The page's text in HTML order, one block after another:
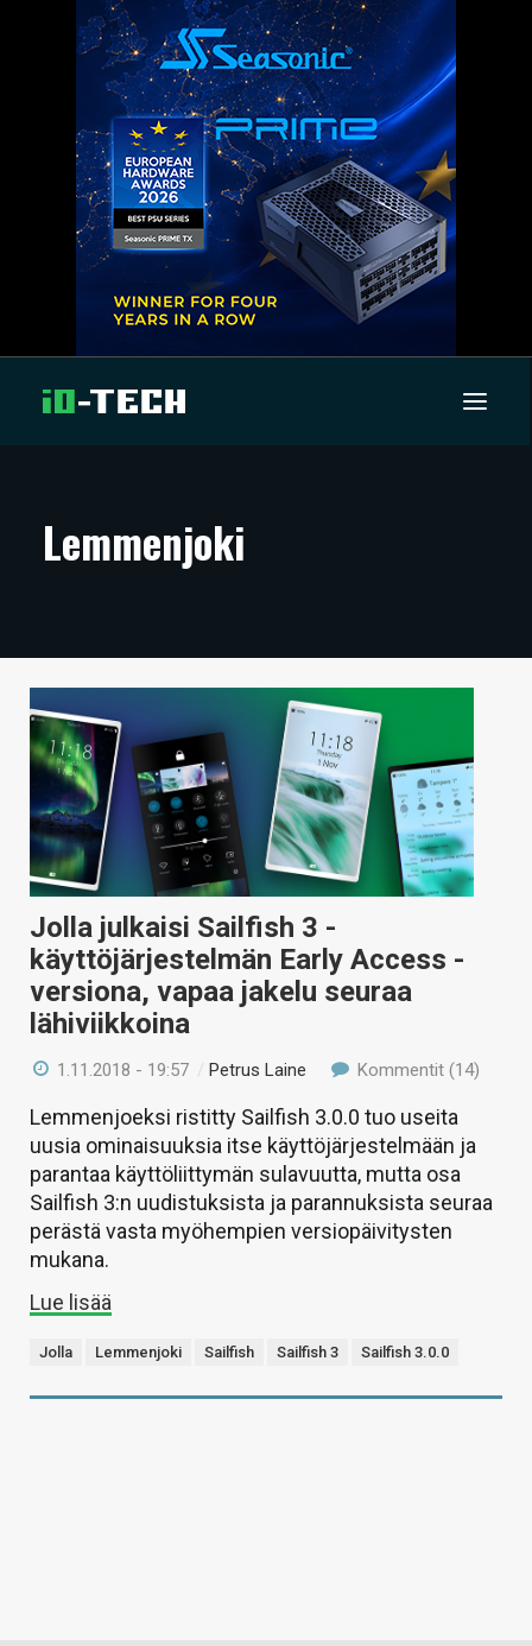
ARTIKKELIT
TECHBBS
TIETOA
HINTA.FI
KAUPPA
VAIHDA TEEMA
HAKU
Lemmenjoki
Jolla julkaisi Sailfish 3 -
käyttöjärjestelmän Early Access -
versiona, vapaa jakelu seuraa
lähiviikkoina
1.11.2018 - 19:57 /Petrus Laine Kommentit (14)
Lemmenjoeksi ristitty Sailfish 3.0.0 tuo useita
uusia ominaisuuksia itse käyttöjärjestelmään ja
parantaa käyttöliittymän sulavuutta, mutta osa
Sailfish 3:n uudistuksista ja parannuksista seuraa
perästä vasta myöhempien versiopäivitysten
mukana.
Lue lisää
Jolla Lemmenjoki Sailfish Sailfish 3 Sailfish 3.0.0